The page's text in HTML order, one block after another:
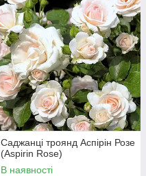
Саджанці троянд Аспірін Розе
(Aspirin Rose)
В наявності